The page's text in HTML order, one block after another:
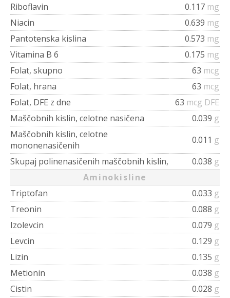
Riboflavin
0.117 mg
Niacin
0.639 mg
Pantotenska kislina
0.573 mg
Vitamina B 6
0.175 mg
Folat, skupno
63 mcg
Folat, hrana
63 mcg
Folat, DFE z dne
63 mcg DFE
Maščobnih kislin, celotne nasičena
0.039 g
Maščobnih kislin, celotne
mononenasičenih
0.011 g
Skupaj polinenasičenih maščobnih kislin,
0.038 g
Aminokisline
Triptofan
0.033 g
Treonin
0.088 g
Izolevcin
0.079 g
Levcin
0.129 g
Lizin
0.135 g
Metionin
0.038 g
Cistin
0.028 g